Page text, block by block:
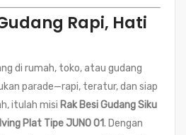
Rapi, Hati
di rumah, toko, atau gudang
parade—rapi, teratur, dan siap
itulah misi Rak Besi Gudang Siku
Plat Tipe JUNO 01. Dengan